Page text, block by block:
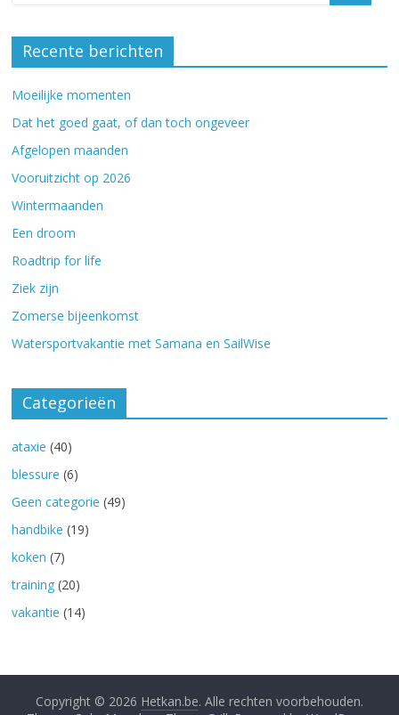
Recente berichten
Moeilijke momenten
Dat het goed gaat, of dan toch ongeveer
Afgelopen maanden
Vooruitzicht op 2026
Wintermaanden
Een droom
Roadtrip for life
Ziek zijn
Zomerse bijeenkomst
Watersportvakantie met Samana en SailWise
Categorieën
ataxie (40)
blessure (6)
Geen categorie (49)
handbike (19)
koken (7)
training (20)
vakantie (14)
Copyright © 2026 Hetkan.be. Alle rechten voorbehouden.